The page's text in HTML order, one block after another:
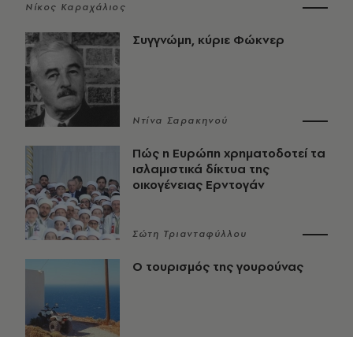
Νίκος Καραχάλιος
Συγγνώμη, κύριε Φώκνερ
Ντίνα Σαρακηνού
Πώς η Ευρώπη χρηματοδοτεί τα
ισλαμιστικά δίκτυα της
οικογένειας Ερντογάν
Σώτη Τριανταφύλλου
Ο τουρισμός της γουρούνας